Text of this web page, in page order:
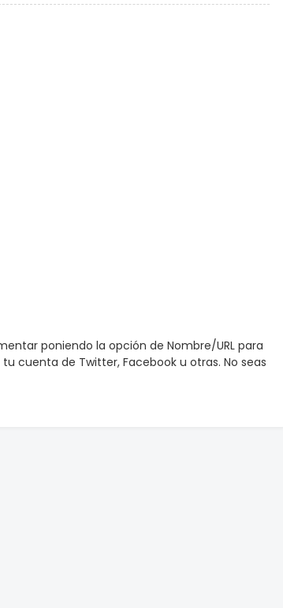
poniendo la opción de Nombre/URL para
cuenta de Twitter, Facebook u otras. No seas